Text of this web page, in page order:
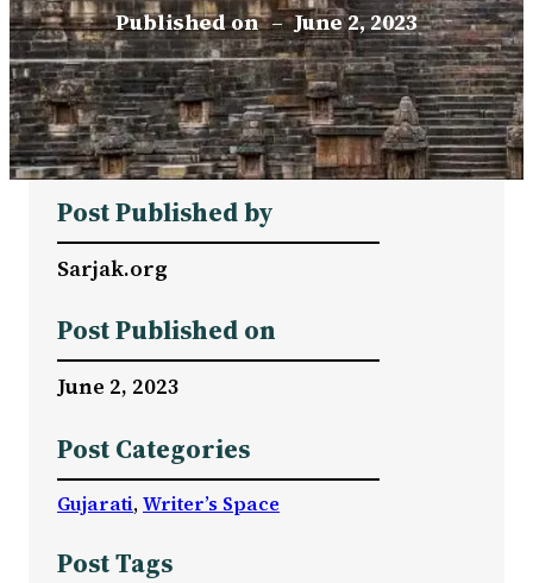
Published on – June 2, 2023
Post Published by
Sarjak.org
Post Published on
June 2, 2023
Post Categories
Gujarati, Writer’s Space
Post Tags